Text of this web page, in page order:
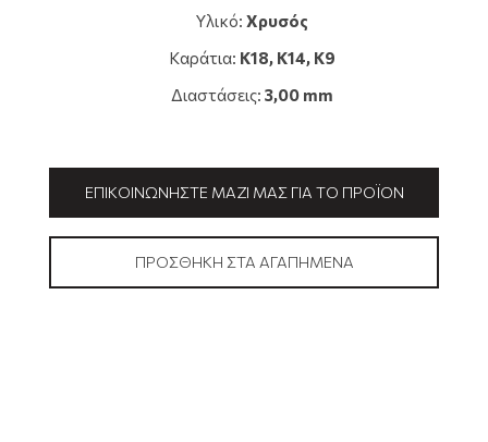
Υλικό: Χρυσός
Καράτια: Κ18, K14, Κ9
Διαστάσεις: 3,00 mm
ΕΠΙΚΟΙΝΩΝΉΣΤΕ ΜΑΖΊ ΜΑΣ ΓΙΑ ΤΟ ΠΡΟΪΌΝ
ΠΡΟΣΘΉΚΗ ΣΤΑ ΑΓΑΠΗΜΈΝΑ